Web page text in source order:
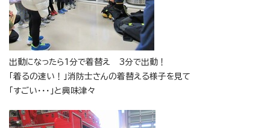
出動になったら1分で着替え 3分で出動！
「着るの速い！」消防士さんの着替える様子を見て
「すごい・・・」と興味津々